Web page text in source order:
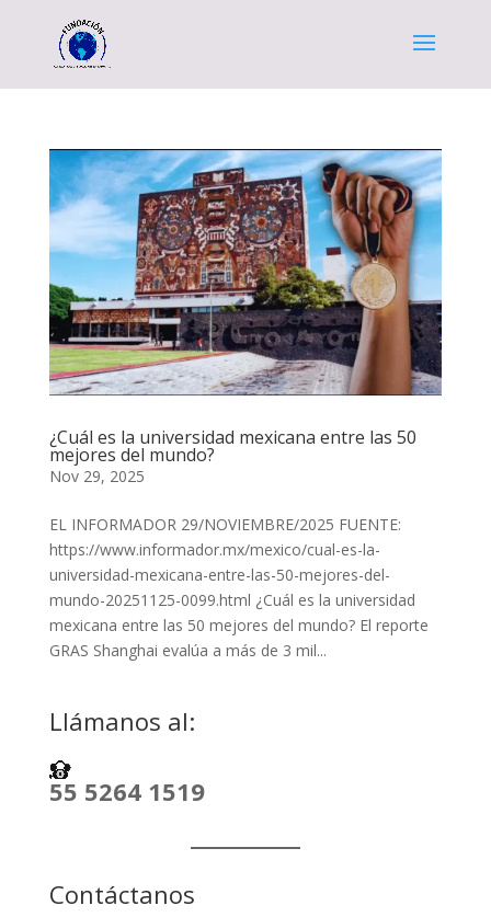
¿Cuál es la universidad mexicana entre las 50
mejores del mundo?
Nov 29, 2025
EL INFORMADOR 29/NOVIEMBRE/2025 FUENTE:
https://www.informador.mx/mexico/cual-es-la-
universidad-mexicana-entre-las-50-mejores-del-
mundo-20251125-0099.html ¿Cuál es la universidad
mexicana entre las 50 mejores del mundo? El reporte
GRAS Shanghai evalúa a más de 3 mil...
Llámanos al:
55 5264 1519
Contáctanos